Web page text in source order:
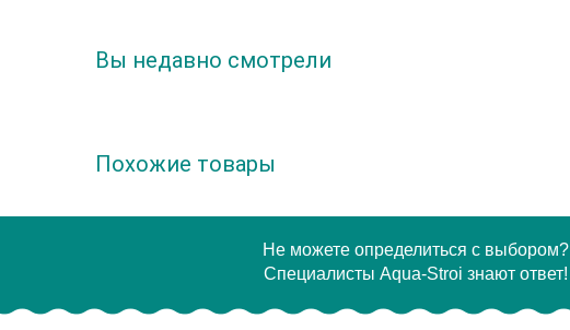
Вы недавно смотрели
Похожие товары
Не можете определиться с выбором?
Специалисты Aqua-Stroi знают ответ!